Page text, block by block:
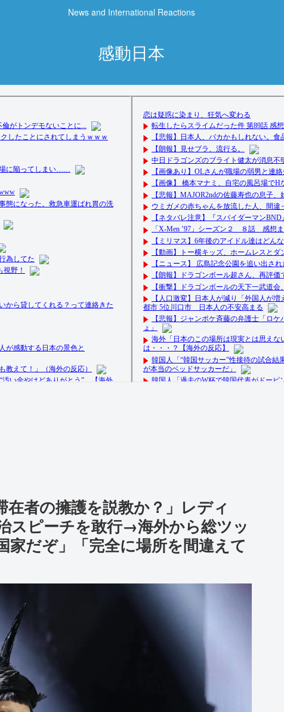
News and International Reactions
感動日本
在者の擁護を説教か？」レディ
スピーチを敢行→海外から総ツッ
家だぞ」「完全に場所を間違えて